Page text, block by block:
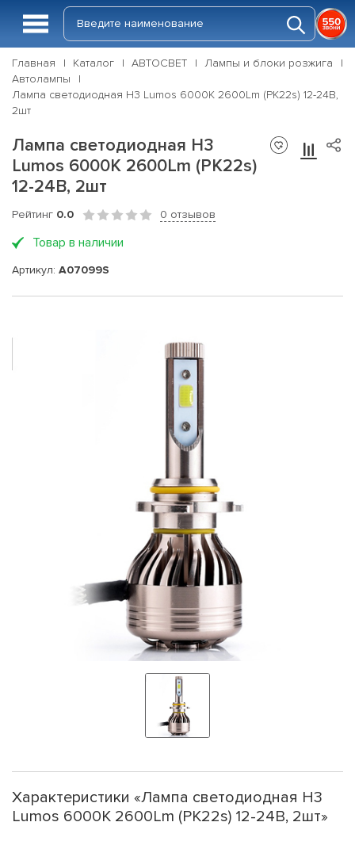
Главная Каталог АВТОСВЕТ
Лампы и блоки розжига
Автолампы
Лампа светодиодная H3 Lumos 6000K 2600Lm (PK22s) 12-24В,
2шт
Лампа светодиодная H3
Lumos 6000K 2600Lm (PK22s)
12-24В, 2шт
Рейтинг 0.0 0 отзывов
Товар в наличии
Артикул: A07099S
Характеристики «Лампа светодиодная H3
Lumos 6000K 2600Lm (PK22s) 12-24В, 2шт»